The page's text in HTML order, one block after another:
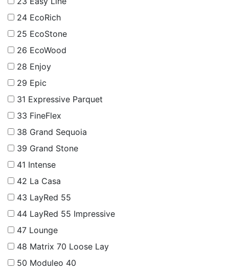
24 EcoRich
25 EcoStone
26 EcoWood
28 Enjoy
29 Epic
31 Expressive Parquet
33 FineFlex
38 Grand Sequoia
39 Grand Stone
41 Intense
42 La Casa
43 LayRed 55
44 LayRed 55 Impressive
47 Lounge
48 Matrix 70 Loose Lay
50 Moduleo 40